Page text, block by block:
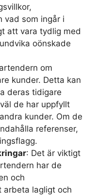
vad som ingår i
att vara tydlig med
oönskade
om
kunder. Detta kan
deras tidigare
de har uppfyllt
kunder. Om de
referenser,
: Det är viktigt
har de
och
arbeta lagligt och